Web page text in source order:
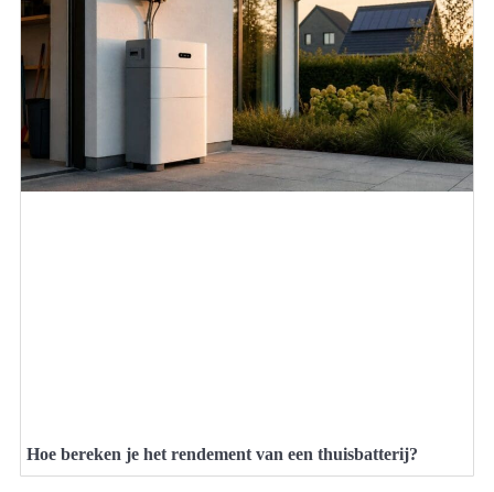
Hoe bereken je het rendement van een thuisbatterij?